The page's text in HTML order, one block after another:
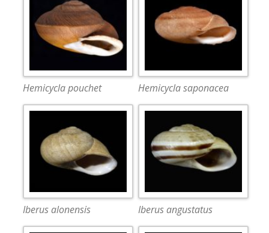
Hemicycla pouchet Hemicycla saponacea
Iberus alonensis Iberus angustatus